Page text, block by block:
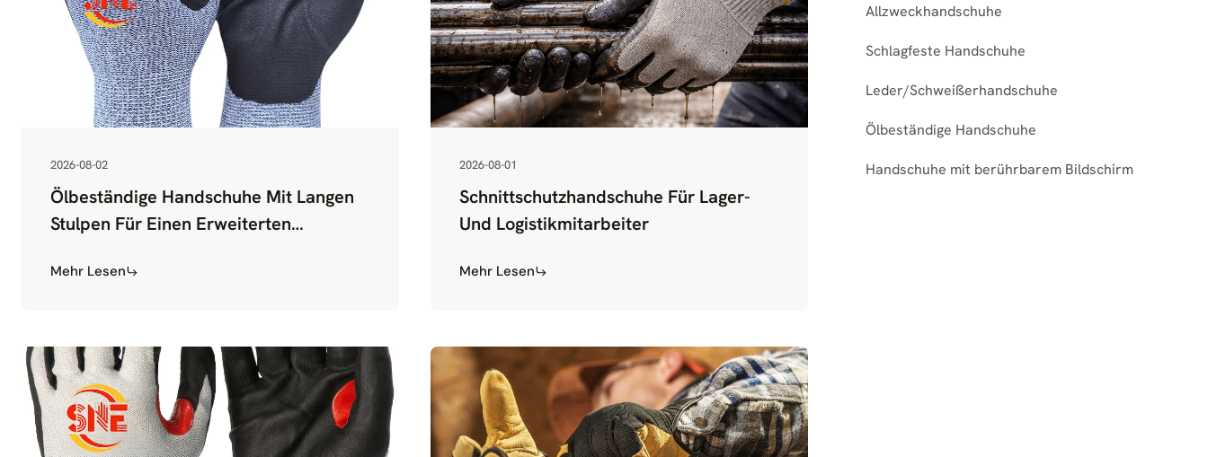
2026-08-02
Ölbeständige Handschuhe Mit Langen
Stulpen Für Einen Erweiterten
Mehr Lesen
2026-08-01
Schnittschutzhandschuhe Für Lager-
Und Logistikmitarbeiter
Mehr Lesen
Allzweckhandschuhe
Schlagfeste Handschuhe
Leder/Schweißerhandschuhe
Ölbeständige Handschuhe
Handschuhe mit berührbarem Bildschirm